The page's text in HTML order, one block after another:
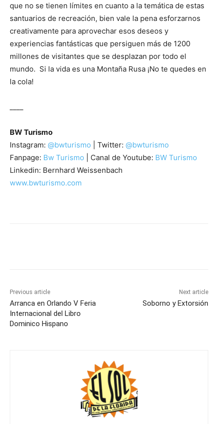
que no se tienen límites en cuanto a la temática de estas
santuarios de recreación, bien vale la pena esforzarnos
creativamente para aprovechar esos deseos y
experiencias fantásticas que persiguen más de 1200
millones de visitantes que se desplazan por todo el
mundo. Si la vida es una Montaña Rusa ¡No te quedes en
la cola!
BW Turismo
Instagram: @bwturismo | Twitter: @bwturismo
Fanpage: Bw Turismo | Canal de Youtube: BW Turismo
Linkedin: Bernhard Weissenbach
www.bwturismo.com
Previous article
Arranca en Orlando V Feria
Internacional del Libro
Dominico Hispano
Next article
Soborno y Extorsión